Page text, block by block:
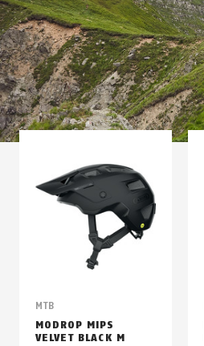
MTB
MODROP MIPS
VELVET BLACK M